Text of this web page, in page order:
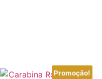
Promoção!